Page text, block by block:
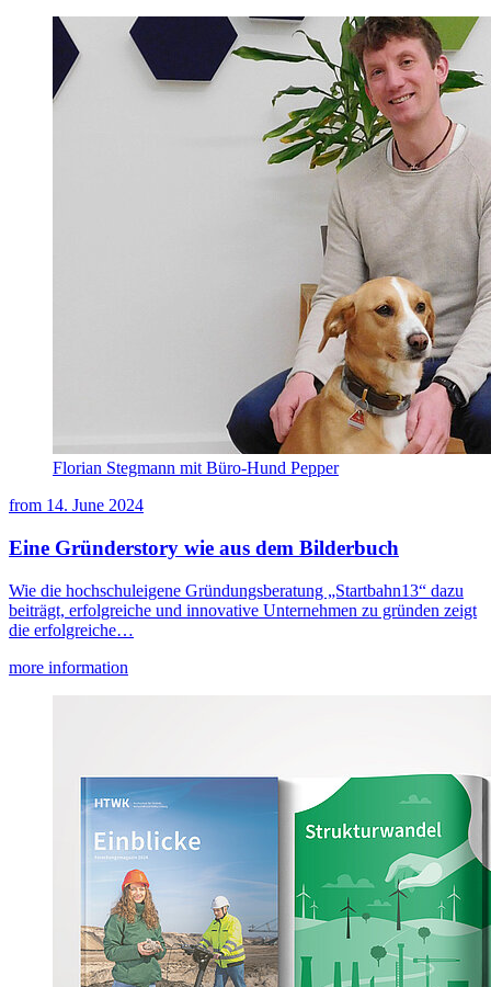
Florian Stegmann mit Büro-Hund Pepper
from 14. June 2024
Eine Gründerstory wie aus dem Bilderbuch
Wie die hochschuleigene Gründungsberatung „Startbahn13“ dazu
beiträgt, erfolgreiche und innovative Unternehmen zu gründen zeigt
die erfolgreiche…
more information